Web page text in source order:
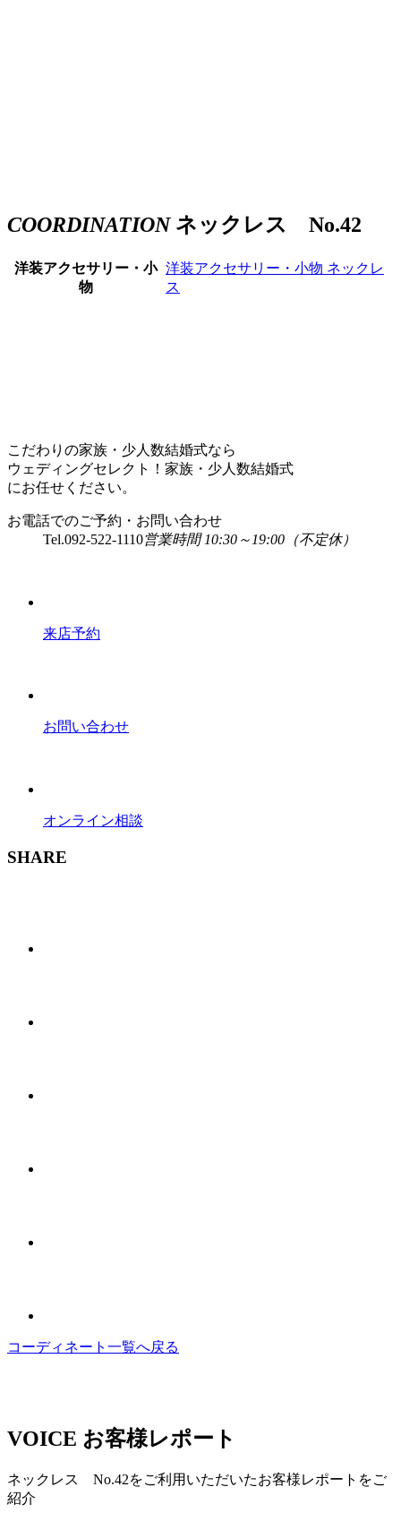
COORDINATION ネックレス No.42
洋装アクセサリー・小
物
洋装アクセサリー・小物 ネックレ
ス
こだわりの家族・少人数結婚式なら
ウェディングセレクト！家族・少人数結婚式
にお任せください。
お電話でのご予約・お問い合わせ
Tel.092-522-1110営業時間 10:30～19:00（不定休）
来店予約
お問い合わせ
オンライン相談
SHARE
コーディネート一覧へ戻る
VOICE お客様レポート
ネックレス No.42をご利用いただいたお客様レポートをご
紹介